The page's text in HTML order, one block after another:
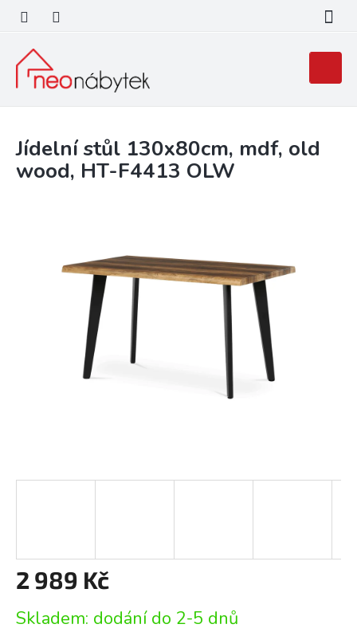
obsah
košík
Jídelní stůl 130x80cm, mdf, old
wood, HT-F4413 OLW
2 989 Kč
cena:
Skladem: dodání do 2-5 dnů